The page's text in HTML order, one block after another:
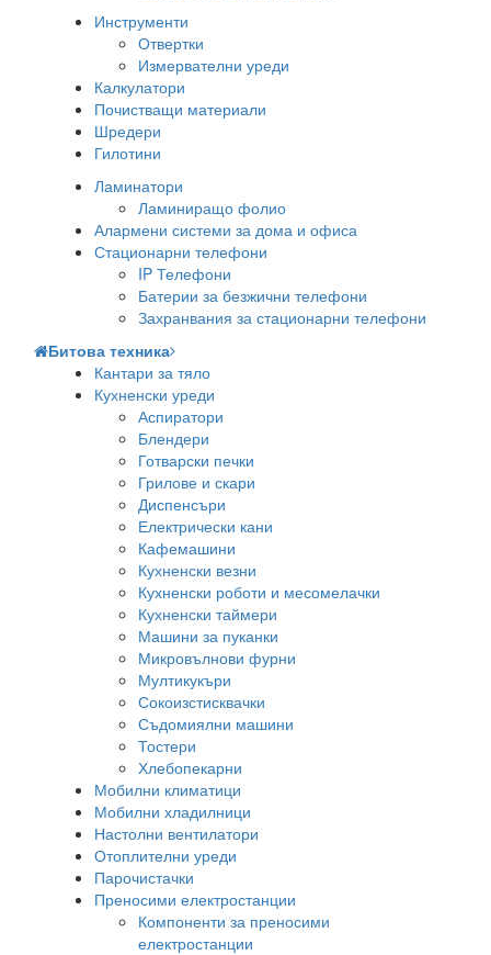
Инструменти
Отвертки
Измервателни уреди
Калкулатори
Почистващи материали
Шредери
Гилотини
Ламинатори
Ламиниращо фолио
Алармени системи за дома и офиса
Стационарни телефони
IP Телефони
Батерии за безжични телефони
Захранвания за стационарни телефони
Битова техника
Кантари за тяло
Кухненски уреди
Аспиратори
Блендери
Готварски печки
Грилове и скари
Диспенсъри
Електрически кани
Кафемашини
Кухненски везни
Кухненски роботи и месомелачки
Кухненски таймери
Машини за пуканки
Микровълнови фурни
Мултикукъри
Сокоизстисквачки
Съдомиялни машини
Тостери
Хлебопекарни
Мобилни климатици
Мобилни хладилници
Настолни вентилатори
Отоплителни уреди
Парочистачки
Преносими електростанции
Компоненти за преносими
електростанции